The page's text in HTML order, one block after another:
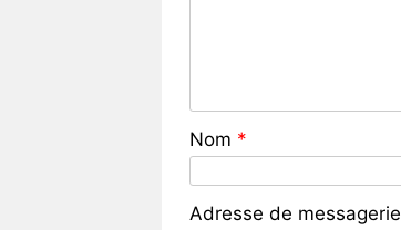
Nom *
Adresse de messagerie